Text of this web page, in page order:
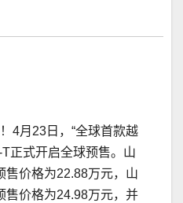
4月23日，“全球首款越
正式开启全球预售。山
售价格为22.88万元，山
售价格为24.98万元，并